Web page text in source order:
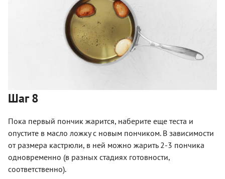
Шаг 8
Пока первый пончик жарится, наберите еще теста и
опустите в масло ложку с новым пончиком. В зависимости
от размера кастрюли, в ней можно жарить 2-3 пончика
одновременно (в разных стадиях готовности,
соответственно).